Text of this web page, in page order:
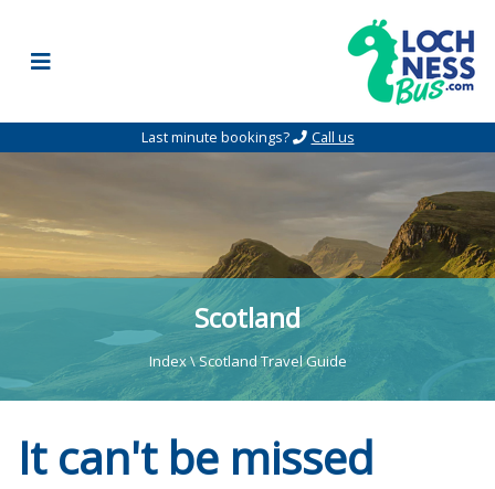
Last minute bookings? Call us
Scotland
Index\Scotland Travel Guide
It can't be missed